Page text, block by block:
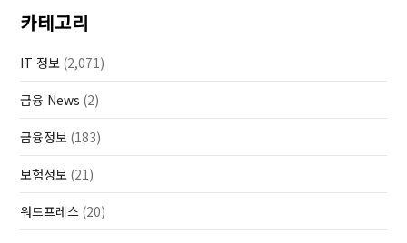
카테고리
IT 정보 (2,071)
금융 News (2)
금융정보 (183)
보험정보 (21)
워드프레스 (20)